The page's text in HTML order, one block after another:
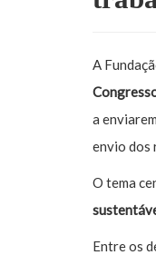
A
a
envio dos
O tema
Entre os